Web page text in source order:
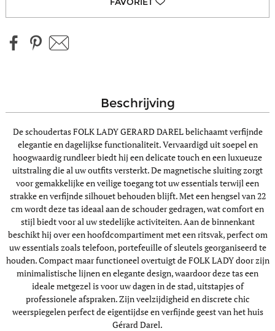
beschrijving
De schoudertas FOLK LADY GERARD DAREL belichaamt verfijnde
elegantie en dagelijkse functionaliteit. Vervaardigd uit soepel en
hoogwaardig rundleer biedt hij een delicate touch en een luxueuze
uitstraling die al uw outfits versterkt. De magnetische sluiting zorgt
voor gemakkelijke en veilige toegang tot uw essentials terwijl een
strakke en verfijnde silhouet behouden blijft. Met een hengsel van 22
cm wordt deze tas ideaal aan de schouder gedragen, wat comfort en
stijl biedt voor al uw stedelijke activiteiten. Aan de binnenkant
beschikt hij over een hoofdcompartiment met een ritsvak, perfect om
uw essentials zoals telefoon, portefeuille of sleutels georganiseerd te
houden. Compact maar functioneel overtuigt de FOLK LADY door zijn
minimalistische lijnen en elegante design, waardoor deze tas een
ideale metgezel is voor uw dagen in de stad, uitstapjes of
professionele afspraken. Zijn veelzijdigheid en discrete chic
weerspiegelen perfect de eigentijdse en verfijnde geest van het huis
Gérard Darel.